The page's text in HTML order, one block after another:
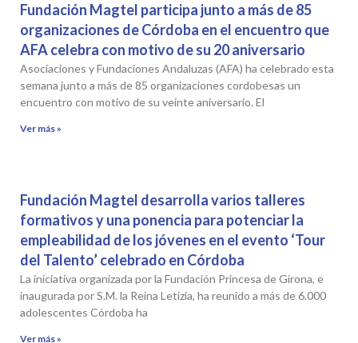
Fundación Magtel participa junto a más de 85
organizaciones de Córdoba en el encuentro que
AFA celebra con motivo de su 20 aniversario
Asociaciones y Fundaciones Andaluzas (AFA) ha celebrado esta
semana junto a más de 85 organizaciones cordobesas un
encuentro con motivo de su veinte aniversario. El
Ver más »
Fundación Magtel desarrolla varios talleres
formativos y una ponencia para potenciar la
empleabilidad de los jóvenes en el evento ‘Tour
del Talento’ celebrado en Córdoba
La iniciativa organizada por la Fundación Princesa de Girona, e
inaugurada por S.M. la Reina Letizia, ha reunido a más de 6.000
adolescentes Córdoba ha
Ver más »